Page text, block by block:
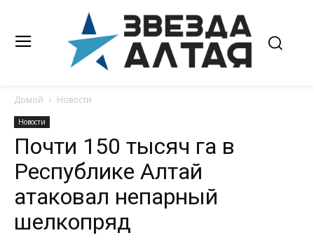
Домой Новости
Новости
Почти 150 тысяч га в
Республике Алтай
атаковал непарный
шелкопряд